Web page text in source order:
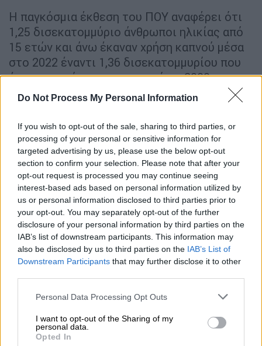
Do Not Process My Personal Information
If you wish to opt-out of the sale, sharing to third parties, or
processing of your personal or sensitive information for
targeted advertising by us, please use the below opt-out
section to confirm your selection. Please note that after your
opt-out request is processed you may continue seeing
interest-based ads based on personal information utilized by
us or personal information disclosed to third parties prior to
your opt-out. You may separately opt-out of the further
disclosure of your personal information by third parties on the
IAB’s list of downstream participants. This information may
also be disclosed by us to third parties on the IAB’s List of
Downstream Participants that may further disclose it to other
Please note that this website/app uses one or more Google
not limited to your visit or usage behaviour. You may click to
grant or deny consent to Google and its third-party tags to
use your data for below specified purposes in below Google
Personal Data Processing Opt Outs
I want to opt-out of the Sharing of my
personal data.
Opted In
Η παγκόσμια έκθεση του ΠΟΥ αναφέρει ότι
1,25 δισεκατομμύριο άνθρωποι ηλικίας από
15 ετών και άνω έκαναν χρήση καπνού μέσα
στο 2022 έναντι 1,36 δισεκατομμυρίου που
ήταν το αντίστοιχο ποσοστό το 2000.
Υγεία|14.12.2023 14:31
Θα μπορούσαν να απαγορευτούν τα
ηλεκτρονικά τσιγάρα; Αυστηρή
έκκληση του Παγκοσμίου Οργανισμού
Υγείας - Οι διαπιστώσεις
Τεχνολογία|29.12.2023 22:50
Νέα ανακάλυψη: Επιστήμονες
μετέτρεψαν αποτσίγαρα σε βιοντίζελ
Η χρήση καπνού αναμένεται να μειωθεί
περαιτέρω ως το 2030